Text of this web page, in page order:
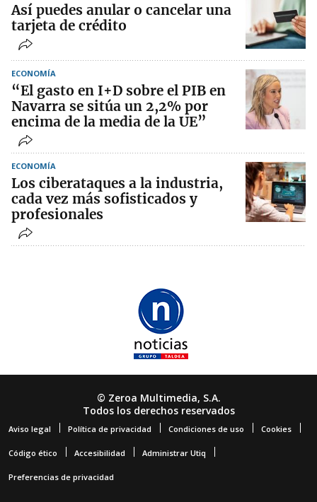
Así puedes anular o cancelar una
tarjeta de crédito
ECONOMÍA
“El gasto en I+D sobre el PIB en
Navarra se sitúa un 2,2% por
encima de la media de la UE”
ECONOMÍA
Los ciberataques a la industria,
cada vez más sofisticados y
profesionales
© Zeroa Multimedia, S.A.
Todos los derechos reservados
Aviso legal Política de privacidad Condiciones de uso Cookies
Código ético Accesibilidad Administrar Utiq
Preferencias de privacidad